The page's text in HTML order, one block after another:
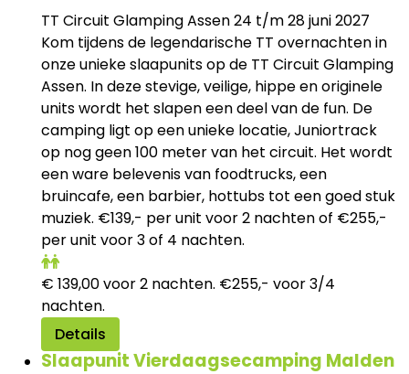
TT Circuit Glamping Assen 24 t/m 28 juni 2027
Kom tijdens de legendarische TT overnachten in
onze unieke slaapunits op de TT Circuit Glamping
Assen. In deze stevige, veilige, hippe en originele
units wordt het slapen een deel van de fun. De
camping ligt op een unieke locatie, Juniortrack
op nog geen 100 meter van het circuit. Het wordt
een ware belevenis van foodtrucks, een
bruincafe, een barbier, hottubs tot een goed stuk
muziek. €139,- per unit voor 2 nachten of €255,-
per unit voor 3 of 4 nachten.
€ 139,00voor 2 nachten. €255,- voor 3/4
nachten.
Details
Slaapunit Vierdaagsecamping Malden